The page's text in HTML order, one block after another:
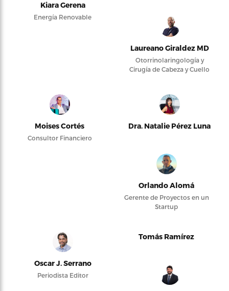
Kiara Gerena
Energía Renovable
Laureano Giraldez MD
Otorrinolaringología y
Cirugía de Cabeza y Cuello
Moises Cortés
Consultor Financiero
Dra. Natalie Pérez Luna
Orlando Alomá
Gerente de Proyectos en un
Startup
Oscar J. Serrano
Periodista Editor
Tomás Ramírez